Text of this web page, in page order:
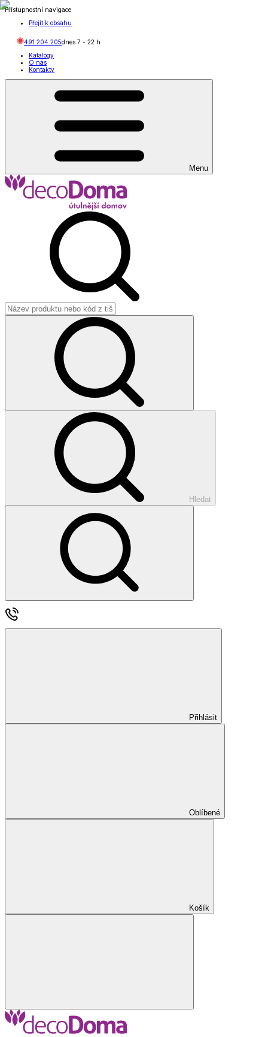
Přístupnostní navigace
Přejít k obsahu
491 204 205dnes 7 - 22 h
Katalogy
O nás
Kontakty
Menu
Hledat
Přihlásit
Oblíbené
Košík